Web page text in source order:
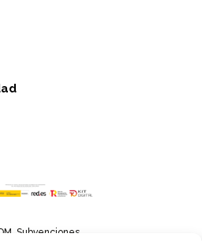
Subvenciones